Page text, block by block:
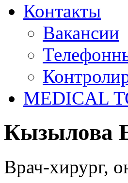
Контакты
Вакансии
MEDICAL
Кызылова
Врач-хирург,